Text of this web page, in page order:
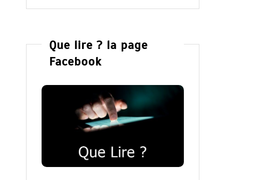
Que lire ? la page
Facebook